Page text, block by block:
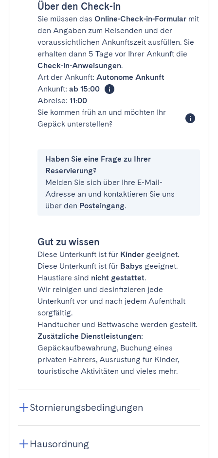
Über den Check-in
Sie müssen das Online-Check-in-Formular mit
den Angaben zum Reisenden und der
voraussichtlichen Ankunftszeit ausfüllen. Sie
erhalten dann 5 Tage vor Ihrer Ankunft die
Check-in-Anweisungen.
Art der Ankunft: Autonome Ankunft
Ankunft: ab 15:00
Abreise: 11:00
Sie kommen früh an und möchten Ihr
Gepäck unterstellen?
Haben Sie eine Frage zu Ihrer
Reservierung?
Melden Sie sich über Ihre E-Mail-
Adresse an und kontaktieren Sie uns
über den Posteingang.
Gut zu wissen
Diese Unterkunft ist für Kinder geeignet.
Diese Unterkunft ist für Babys geeignet.
Haustiere sind nicht gestattet.
Wir reinigen und desinfizieren jede
Unterkunft vor und nach jedem Aufenthalt
sorgfältig.
Handtücher und Bettwäsche werden gestellt.
Zusätzliche Dienstleistungen:
Gepäckaufbewahrung, Buchung eines
privaten Fahrers, Ausrüstung für Kinder,
touristische Aktivitäten und vieles mehr.
Stornierungsbedingungen
Hausordnung